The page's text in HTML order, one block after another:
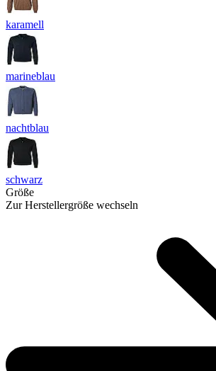
karamell
marineblau
nachtblau
schwarz
Größe
Zur Herstellergröße wechseln